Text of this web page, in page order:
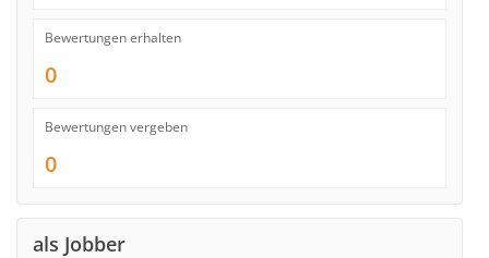
Bewertungen erhalten
0
Bewertungen vergeben
0
als Jobber